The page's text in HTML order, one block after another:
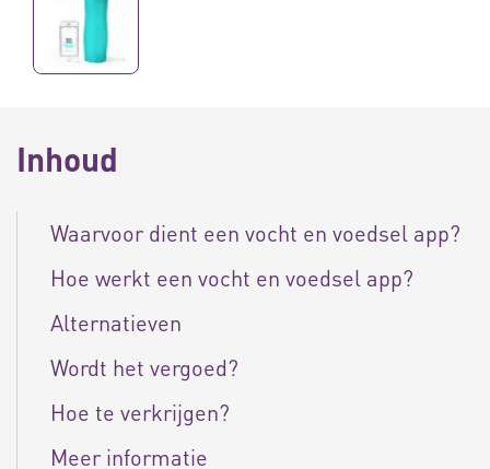
Inhoud
Waarvoor dient een vocht en voedsel app?
Hoe werkt een vocht en voedsel app?
Alternatieven
Wordt het vergoed?
Hoe te verkrijgen?
Meer informatie